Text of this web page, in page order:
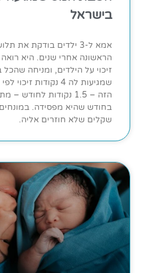
בישראל
אמא ל-3 ילדים בודקת
זיכוי על הילדים, ומניחה
שמגיעות לה 4
שקלים שלא חוזרים אליה.